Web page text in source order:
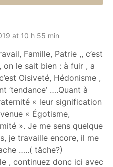
at 10 h 55 min
Famille, Patrie ,, c’est
on le sait bien : à fuir , a
Oisiveté, Hédonisme ,
‘tendance’ ….Quant à
« leur signification
« Égotisme,
». Je me sens quelque
je travaille encore, il me
…..( tâche?)
, continuez donc ici avec